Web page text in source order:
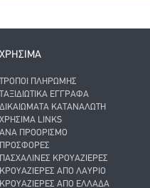
ΧΡΗΣΙΜΑ
ΤΡΌΠΟΙ ΠΛΗΡΩΜΉΣ
ΤΑΞΙΔΙΩΤΙΚΆ ΈΓΓΡΑΦΑ
ΔΙΚΑΙΏΜΑΤΑ ΚΑΤΑΝΑΛΩΤΉ
ΧΡΉΣΙΜΑ LINKS
ΑΝΑ ΠΡΟΟΡΙΣΜΌ
ΠΡΟΣΦΟΡΈΣ
ΠΑΣΧΑΛΙΝΈΣ ΚΡΟΥΑΖΙΈΡΕΣ
ΚΡΟΥΑΖΙΈΡΕΣ ΑΠΌ ΛΑΎΡΙΟ
ΚΡΟΥΑΖΙΈΡΕΣ ΑΠΌ ΕΛΛΆΔΑ